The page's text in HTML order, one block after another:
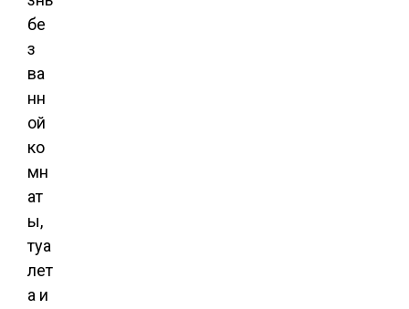
бе
з
ва
нн
ой
ко
мн
ат
ы,
туа
лет
а и